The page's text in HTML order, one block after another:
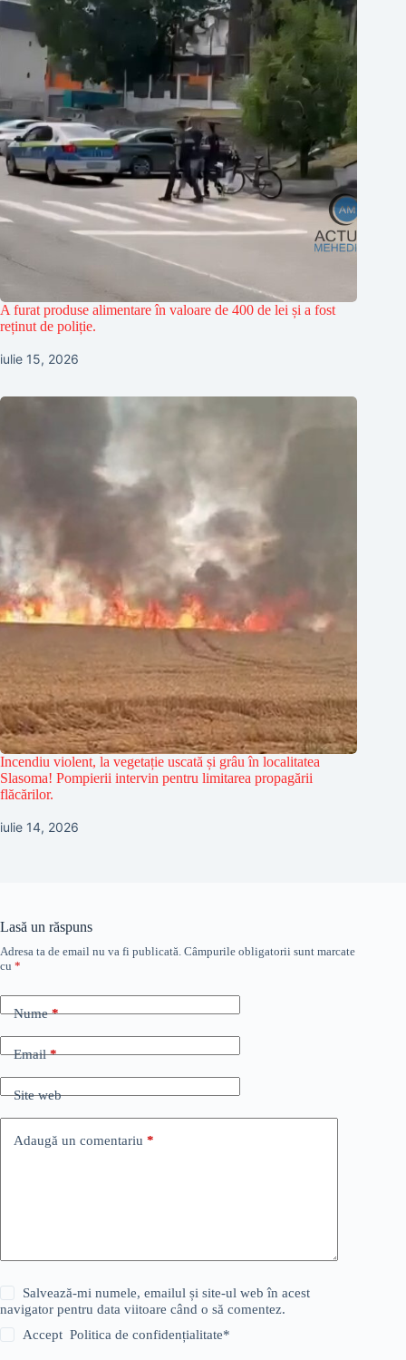
A furat produse alimentare în valoare de 400 de lei și a fost
reținut de poliție.
iulie 15, 2026
Incendiu violent, la vegetație uscată și grâu în localitatea
Slasoma! Pompierii intervin pentru limitarea propagării
flăcărilor.
iulie 14, 2026
Lasă un răspuns
Adresa ta de email nu va fi publicată. Câmpurile obligatorii sunt marcate
cu *
Nume*
Email*
Site web
Adaugă un comentariu *
Salvează-mi numele, emailul și site-ul web în acest
navigator pentru data viitoare când o să comentez.
AcceptPolitica de confidențialitate*